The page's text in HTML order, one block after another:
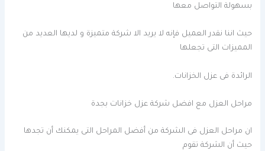
بسهولة التواصل معها
حيث اننا نقدر العميل فإنه لا يريد الا شركة متميزة و لديها العديد من
المميزات التى تجعلها
الرائدة فى عزل الخزانات.
مراحل العزل مع افضل شركة عزل خزانات بجدة
ان مراحل العزل فى الشركة من أفضل المراحل التى يمكنك أن تجدها
حيث أن الشركة تقوم